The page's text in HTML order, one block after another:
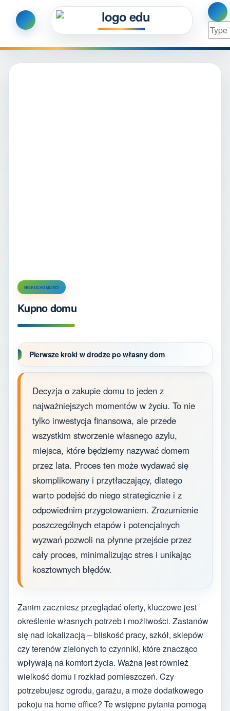
NIERUCHOMOŚCI
Kupno domu
Pierwsze kroki w drodze po własny dom
Decyzja o zakupie domu to jeden z
najważniejszych momentów w życiu. To nie
tylko inwestycja finansowa, ale przede
wszystkim stworzenie własnego azylu,
miejsca, które będziemy nazywać domem
przez lata. Proces ten może wydawać się
skomplikowany i przytłaczający, dlatego
warto podejść do niego strategicznie i z
odpowiednim przygotowaniem. Zrozumienie
poszczególnych etapów i potencjalnych
wyzwań pozwoli na płynne przejście przez
cały proces, minimalizując stres i unikając
kosztownych błędów.
Zanim zaczniesz przeglądać oferty, kluczowe jest
określenie własnych potrzeb i możliwości. Zastanów
się nad lokalizacją – bliskość pracy, szkół, sklepów
czy terenów zielonych to czynniki, które znacząco
wpływają na komfort życia. Ważna jest również
wielkość domu i rozkład pomieszczeń. Czy
potrzebujesz ogrodu, garażu, a może dodatkowego
pokoju na home office? Te wstępne pytania pomogą